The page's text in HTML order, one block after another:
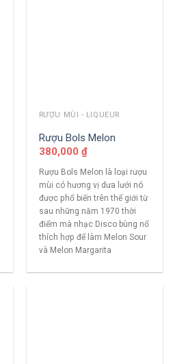
RƯỢU MÙI - LIQUEUR
Rượu Bols Melon
380,000 ₫
Rượu Bols Melon là loại rượu
mùi có hương vị dưa lưới nó
được phổ biến trên thế giới từ
sau những năm 1970 thời
điểm mà nhạc Disco bùng nổ
thích hợp để làm Melon Sour
và Melon Margarita